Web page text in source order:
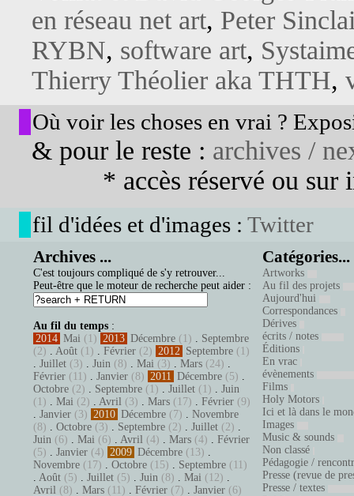
en réseau net art, Peter
RYBN, software art,
Thierry Théolier aka THTH,
Où voir les choses en vrai ?
& pour le reste : archives /
* accès réservé ou sur
fil d'idées et d'images : Twitter
Archives ...
C'est toujours compliqué de s'y retrouver...
Peut-être que le moteur de recherche peut aider :
Au fil du temps :
2014 Mai (1) 2013 Décembre (1) . Septembre
(2) . Août (1) . Février (2) 2012 Septembre (1)
. Juillet (3) . Juin (8) . Mai (3) . Mars (24) .
Février (11) . Janvier (8) 2011 Décembre (5) .
Octobre (2) . Septembre (1) . Juillet (1) . Juin
(1) . Mai (2) . Avril (3) . Mars (17) . Février (9)
. Janvier (3) 2010 Décembre (7) . Novembre
(8) . Octobre (3) . Septembre (2) . Juillet (2) .
Juin (6) . Mai (6) . Avril (4) . Mars (4) . Février
(5) . Janvier (4) 2009 Décembre (13) .
Novembre (17) . Octobre (15) . Septembre (11)
. Août (5) . Juillet (5) . Juin (8) . Mai (12) .
Avril (8) . Mars (11) . Février (7) . Janvier (6)
Catégories...
Artworks
Au fil des projets
Aujourd'hui
Correspondances
Dérives
écrits / notes
Éditions
En vrac
évènements
Films
Holy Motors
Ici et là dans le
Images
Music & sounds
Non classé
Pédagogie /
Presse (revue de
Presse / textes